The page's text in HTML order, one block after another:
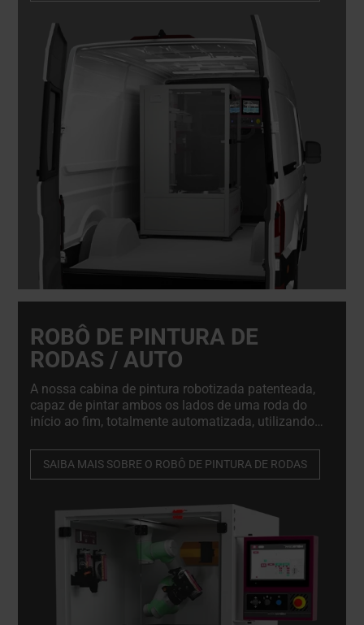
ROBÔ DE PINTURA DE
RODAS / AUTO
A nossa cabina de pintura robotizada patenteada,
capaz de pintar ambos os lados de uma roda do
início ao fim, totalmente automatizada, utilizando
aerossol. Garantindo um acabamento ótimo e
reduzindo o desperdício e o consumo de tinta até
SAIBA MAIS SOBRE O ROBÔ DE PINTURA DE RODAS